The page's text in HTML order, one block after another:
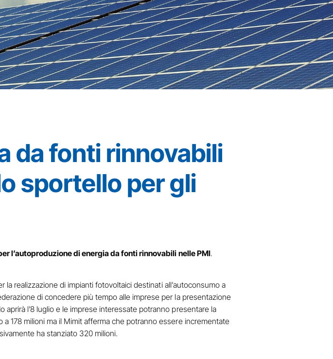
da fonti rinnovabili
sportello per gli
l’autoproduzione di energia da fonti rinnovabili nelle PMI.
realizzazione di impianti fotovoltaici destinati all’autoconsumo a
di concedere più tempo alle imprese per la presentazione
l’8 luglio e le imprese interessate potranno presentare la
178 milioni ma il Mimit afferma che potranno essere incrementate
ha stanziato 320 milioni.